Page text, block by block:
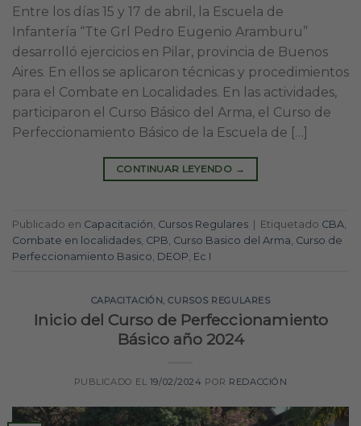
Entre los días 15 y 17 de abril, la Escuela de
Infantería “Tte Grl Pedro Eugenio Aramburu”
desarrolló ejercicios en Pilar, provincia de Buenos
Aires. En ellos se aplicaron técnicas y procedimientos
para el Combate en Localidades. En las actividades,
participaron el Curso Básico del Arma, el Curso de
Perfeccionamiento Básico de la Escuela de […]
CONTINUAR LEYENDO →
Publicado en Capacitación Cursos Regulares | Etiquetado CBA
Combate en localidades CPB Curso Basico del Arma Curso de
Perfeccionamiento Basico DEOP Ec I
CAPACITACIÓN,CURSOS REGULARES
Inicio del Curso de Perfeccionamiento
Básico año 2024
PUBLICADO EL 19/02/2024 POR REDACCIÓN